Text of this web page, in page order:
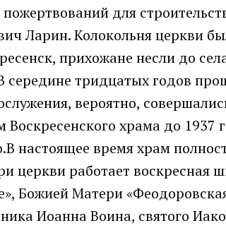
для
Ларин. Колокольня церкви
прихожане несли до
тридцатых годов
вероятно,
храма до 1937
настоящее время храм
церкви работает воскресная
Божией Матери
Иоанна Воина, святого